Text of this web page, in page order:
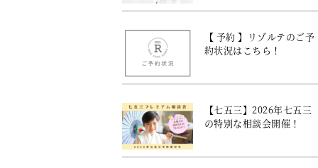
【 予約 】リゾルテのご予
約状況はこちら！
【七五三】2026年七五三
の特別な相談会開催！